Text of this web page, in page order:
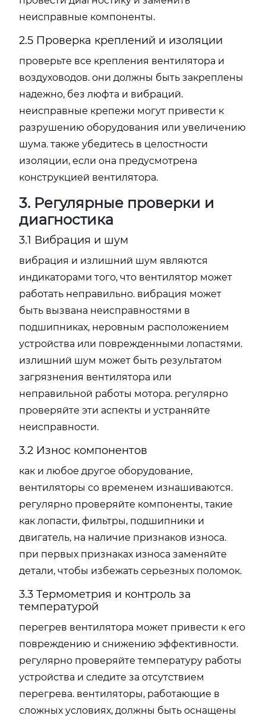
неисправные компоненты.
2.5 Проверка креплений и изоляции
проверьте все крепления вентилятора и
воздуховодов. они должны быть закреплены
надежно, без люфта и вибраций.
неисправные крепежи могут привести к
разрушению оборудования или увеличению
шума. также убедитесь в целостности
изоляции, если она предусмотрена
конструкцией вентилятора.
3. Регулярные проверки и
диагностика
3.1 Вибрация и шум
вибрация и излишний шум являются
индикаторами того, что вентилятор может
работать неправильно. вибрация может
быть вызвана неисправностями в
подшипниках, неровным расположением
устройства или поврежденными лопастями.
излишний шум может быть результатом
загрязнения вентилятора или
неправильной работы мотора. регулярно
проверяйте эти аспекты и устраняйте
неисправности.
3.2 Износ компонентов
как и любое другое оборудование,
вентиляторы со временем изнашиваются.
регулярно проверяйте компоненты, такие
как лопасти, фильтры, подшипники и
двигатель, на наличие признаков износа.
при первых признаках износа заменяйте
детали, чтобы избежать серьезных поломок.
3.3 Термометрия и контроль за
температурой
перегрев вентилятора может привести к его
повреждению и снижению эффективности.
регулярно проверяйте температуру работы
устройства и следите за отсутствием
перегрева. вентиляторы, работающие в
сложных условиях, должны быть оснащены